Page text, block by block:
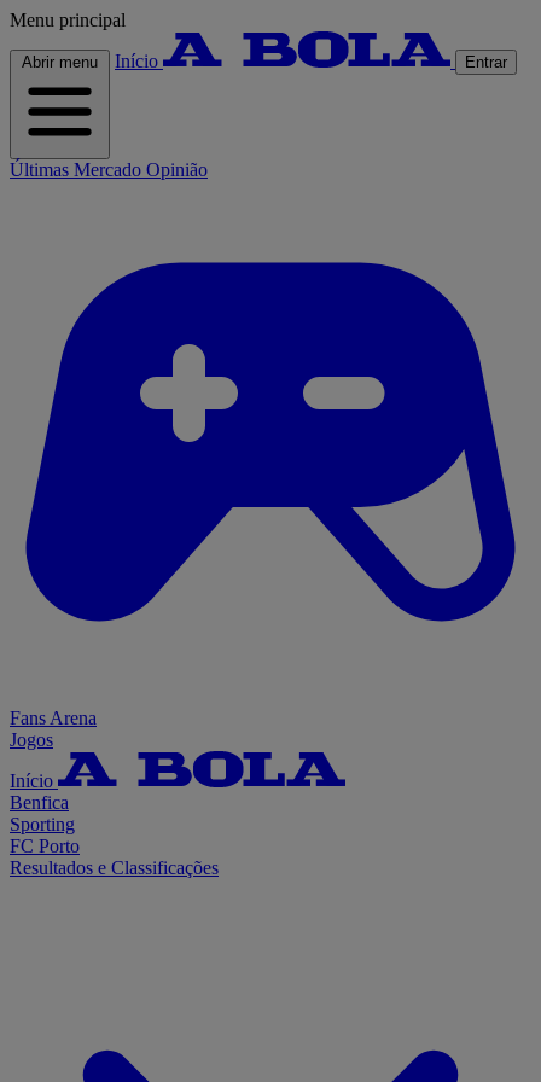
Menu principal
Abrir menu Início Entrar
Últimas Mercado Opinião
Fans Arena
Jogos
Início
Benfica
Sporting
FC Porto
Resultados e Classificações